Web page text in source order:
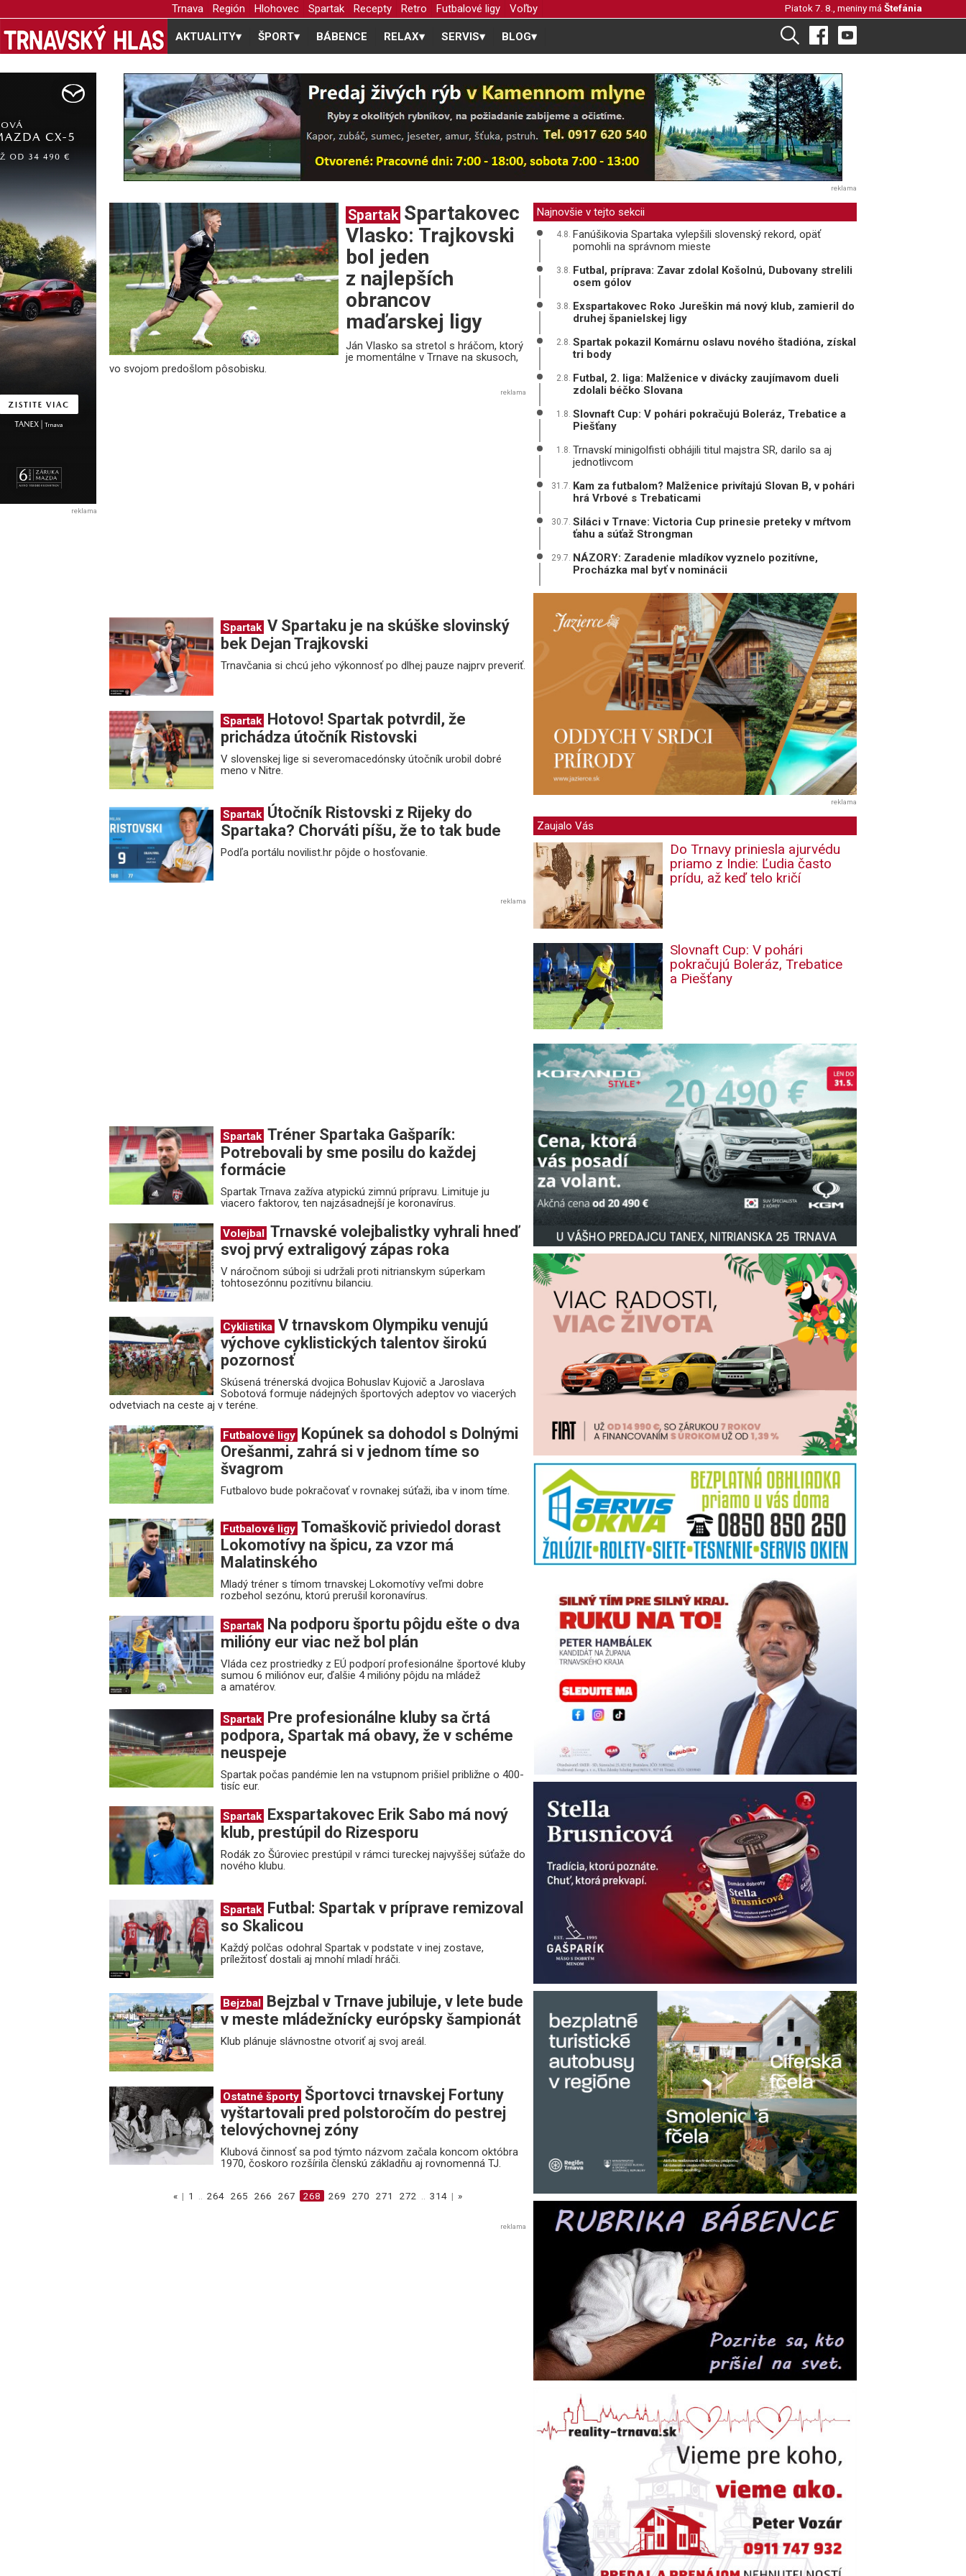
Trnava Región Hlohovec Spartak Recepty Retro Futbalové ligy Voľby Piatok 7. 8., meniny má Štefánia
AKTUALITY▾ ŠPORT▾ BÁBENCE RELAX▾ SERVIS▾ BLOG▾
reklama
Spartak Spartakovec
Vlasko: Trajkovski
bol jeden
z najlepších
obrancov
maďarskej ligy
Ján Vlasko sa stretol s hráčom, ktorý
je momentálne v Trnave na skusoch,
vo svojom predošlom pôsobisku.
reklama
Spartak V Spartaku je na skúške slovinský
bek Dejan Trajkovski
Trnavčania si chcú jeho výkonnosť po dlhej pauze najprv preveriť.
Spartak Hotovo! Spartak potvrdil, že
prichádza útočník Ristovski
V slovenskej lige si severomacedónsky útočník urobil dobré
meno v Nitre.
Spartak Útočník Ristovski z Rijeky do
Spartaka? Chorváti píšu, že to tak bude
Podľa portálu novilist.hr pôjde o hosťovanie.
reklama
Spartak Tréner Spartaka Gašparík:
Potrebovali by sme posilu do každej
formácie
Spartak Trnava zažíva atypickú zimnú prípravu. Limituje ju
viacero faktorov, ten najzásadnejší je koronavírus.
Volejbal Trnavské volejbalistky vyhrali hneď
svoj prvý extraligový zápas roka
V náročnom súboji si udržali proti nitrianskym súperkam
tohtosezónnu pozitívnu bilanciu.
Cyklistika V trnavskom Olympiku venujú
výchove cyklistických talentov širokú
pozornosť
Skúsená trénerská dvojica Bohuslav Kujovič a Jaroslava
Sobotová formuje nádejných športových adeptov vo viacerých
odvetviach na ceste aj v teréne.
Futbalové ligy Kopúnek sa dohodol s Dolnými
Orešanmi, zahrá si v jednom tíme so
švagrom
Futbalovo bude pokračovať v rovnakej súťaži, iba v inom tíme.
Futbalové ligy Tomaškovič priviedol dorast
Lokomotívy na špicu, za vzor má
Malatinského
Mladý tréner s tímom trnavskej Lokomotívy veľmi dobre
rozbehol sezónu, ktorú prerušil koronavírus.
Spartak Na podporu športu pôjdu ešte o dva
milióny eur viac než bol plán
Vláda cez prostriedky z EÚ podporí profesionálne športové kluby
sumou 6 miliónov eur, ďalšie 4 milióny pôjdu na mládež
a amatérov.
Spartak Pre profesionálne kluby sa črtá
podpora, Spartak má obavy, že v schéme
neuspeje
Spartak počas pandémie len na vstupnom prišiel približne o 400-
tisíc eur.
Spartak Exspartakovec Erik Sabo má nový
klub, prestúpil do Rizesporu
Rodák zo Šúroviec prestúpil v rámci tureckej najvyššej súťaže do
nového klubu.
Spartak Futbal: Spartak v príprave remizoval
so Skalicou
Každý polčas odohral Spartak v podstate v inej zostave,
príležitosť dostali aj mnohí mladí hráči.
Bejzbal Bejzbal v Trnave jubiluje, v lete bude
v meste mládežnícky európsky šampionát
Klub plánuje slávnostne otvoriť aj svoj areál.
Ostatné športy Športovci trnavskej Fortuny
vyštartovali pred polstoročím do pestrej
telovýchovnej zóny
Klubová činnosť sa pod týmto názvom začala koncom októbra
1970, čoskoro rozšírila členskú základňu aj rovnomenná TJ.
« | 1 264 265 266 267 268 269 270 271 272 314 | »
reklama
Najnovšie v tejto sekcii
4.8. Fanúšikovia Spartaka vylepšili slovenský rekord, opäť
pomohli na správnom mieste
3.8. Futbal, príprava: Zavar zdolal Košolnú, Dubovany strelili
osem gólov
3.8. Exspartakovec Roko Jureškin má nový klub, zamieril do
druhej španielskej ligy
2.8. Spartak pokazil Komárnu oslavu nového štadióna, získal
tri body
2.8. Futbal, 2. liga: Malženice v divácky zaujímavom dueli
zdolali béčko Slovana
1.8. Slovnaft Cup: V pohári pokračujú Boleráz, Trebatice a
Piešťany
1.8. Trnavskí minigolfisti obhájili titul majstra SR, darilo sa aj
jednotlivcom
31.7. Kam za futbalom? Malženice privítajú Slovan B, v pohári
hrá Vrbové s Trebaticami
30.7. Siláci v Trnave: Victoria Cup prinesie preteky v mŕtvom
ťahu a súťaž Strongman
29.7. NÁZORY: Zaradenie mladíkov vyznelo pozitívne,
Procházka mal byť v nominácii
reklama
Zaujalo Vás
Do Trnavy priniesla ajurvédu
priamo z Indie: Ľudia často
prídu, až keď telo kričí
Slovnaft Cup: V pohári
pokračujú Boleráz, Trebatice
a Piešťany
reklama